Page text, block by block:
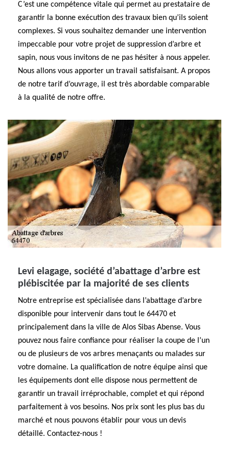
C’est une compétence vitale qui permet au prestataire de
garantir la bonne exécution des travaux bien qu’ils soient
complexes. Si vous souhaitez demander une intervention
impeccable pour votre projet de suppression d’arbre et
sapin, nous vous invitons de ne pas hésiter à nous appeler.
Nous allons vous apporter un travail satisfaisant. A propos
de notre tarif d’ouvrage, il est très abordable comparable
à la qualité de notre offre.
Levi elagage, société d’abattage d’arbre est
plébiscitée par la majorité de ses clients
Notre entreprise est spécialisée dans l’abattage d’arbre
disponible pour intervenir dans tout le 64470 et
principalement dans la ville de Alos Sibas Abense. Vous
pouvez nous faire confiance pour réaliser la coupe de l’un
ou de plusieurs de vos arbres menaçants ou malades sur
votre domaine. La qualification de notre équipe ainsi que
les équipements dont elle dispose nous permettent de
garantir un travail irréprochable, complet et qui répond
parfaitement à vos besoins. Nos prix sont les plus bas du
marché et nous pouvons établir pour vous un devis
détaillé. Contactez-nous !